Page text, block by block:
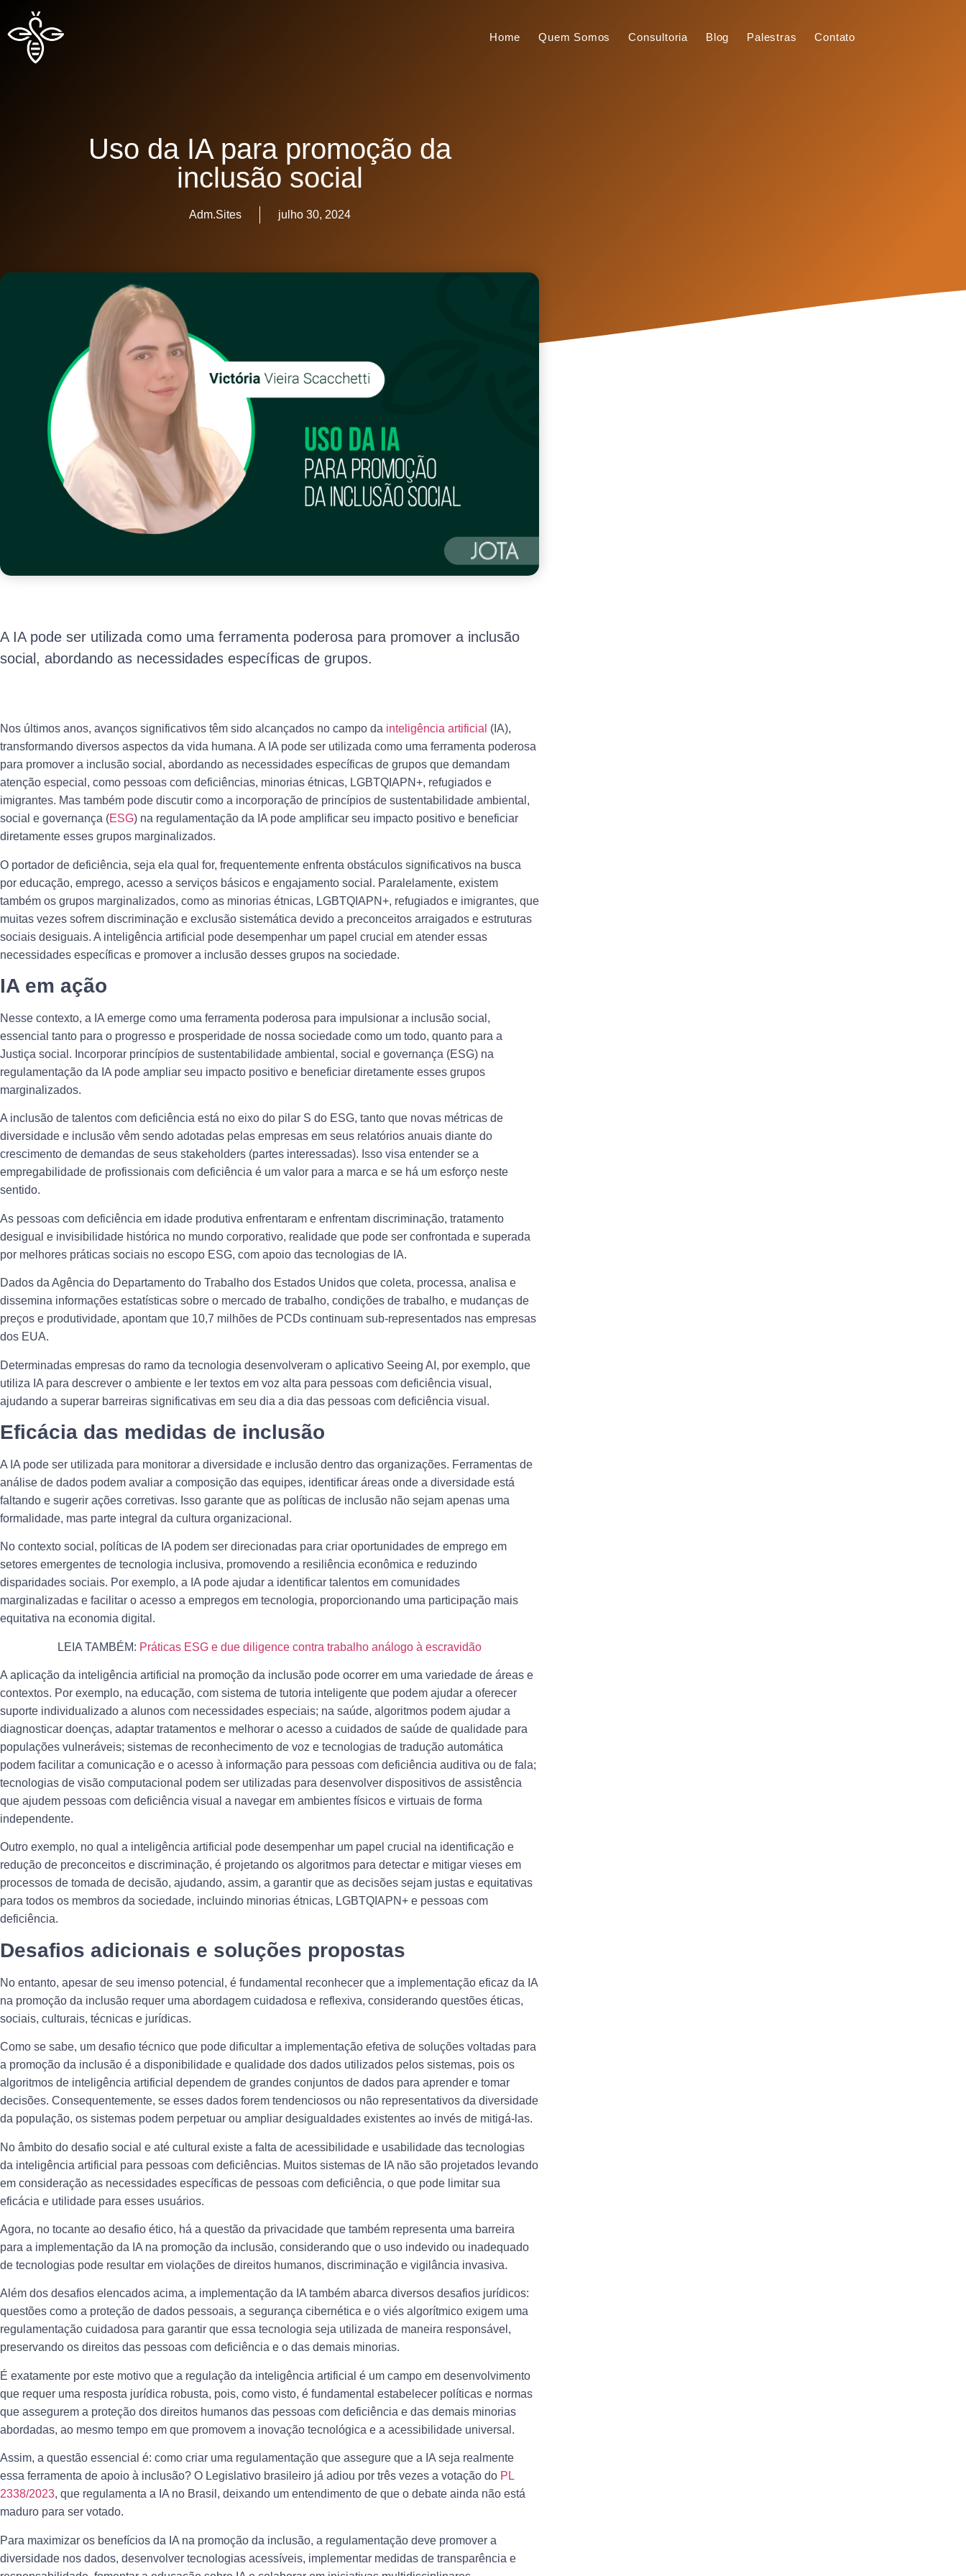
Home Quem Somos Consultoria Blog Palestras Contato
Uso da IA para promoção da
inclusão social
Adm.Sites julho 30, 2024
A IA pode ser utilizada como uma ferramenta poderosa para promover a inclusão
social, abordando as necessidades específicas de grupos.
Nos últimos anos, avanços significativos têm sido alcançados no campo da inteligência artificial (IA),
transformando diversos aspectos da vida humana. A IA pode ser utilizada como uma ferramenta poderosa
para promover a inclusão social, abordando as necessidades específicas de grupos que demandam
atenção especial, como pessoas com deficiências, minorias étnicas, LGBTQIAPN+, refugiados e
imigrantes. Mas também pode discutir como a incorporação de princípios de sustentabilidade ambiental,
social e governança (ESG) na regulamentação da IA pode amplificar seu impacto positivo e beneficiar
diretamente esses grupos marginalizados.
O portador de deficiência, seja ela qual for, frequentemente enfrenta obstáculos significativos na busca
por educação, emprego, acesso a serviços básicos e engajamento social. Paralelamente, existem
também os grupos marginalizados, como as minorias étnicas, LGBTQIAPN+, refugiados e imigrantes, que
muitas vezes sofrem discriminação e exclusão sistemática devido a preconceitos arraigados e estruturas
sociais desiguais. A inteligência artificial pode desempenhar um papel crucial em atender essas
necessidades específicas e promover a inclusão desses grupos na sociedade.
IA em ação
Nesse contexto, a IA emerge como uma ferramenta poderosa para impulsionar a inclusão social,
essencial tanto para o progresso e prosperidade de nossa sociedade como um todo, quanto para a
Justiça social. Incorporar princípios de sustentabilidade ambiental, social e governança (ESG) na
regulamentação da IA pode ampliar seu impacto positivo e beneficiar diretamente esses grupos
marginalizados.
A inclusão de talentos com deficiência está no eixo do pilar S do ESG, tanto que novas métricas de
diversidade e inclusão vêm sendo adotadas pelas empresas em seus relatórios anuais diante do
crescimento de demandas de seus stakeholders (partes interessadas). Isso visa entender se a
empregabilidade de profissionais com deficiência é um valor para a marca e se há um esforço neste
sentido.
As pessoas com deficiência em idade produtiva enfrentaram e enfrentam discriminação, tratamento
desigual e invisibilidade histórica no mundo corporativo, realidade que pode ser confrontada e superada
por melhores práticas sociais no escopo ESG, com apoio das tecnologias de IA.
Dados da Agência do Departamento do Trabalho dos Estados Unidos que coleta, processa, analisa e
dissemina informações estatísticas sobre o mercado de trabalho, condições de trabalho, e mudanças de
preços e produtividade, apontam que 10,7 milhões de PCDs continuam sub-representados nas empresas
dos EUA.
Determinadas empresas do ramo da tecnologia desenvolveram o aplicativo Seeing AI, por exemplo, que
utiliza IA para descrever o ambiente e ler textos em voz alta para pessoas com deficiência visual,
ajudando a superar barreiras significativas em seu dia a dia das pessoas com deficiência visual.
Eficácia das medidas de inclusão
A IA pode ser utilizada para monitorar a diversidade e inclusão dentro das organizações. Ferramentas de
análise de dados podem avaliar a composição das equipes, identificar áreas onde a diversidade está
faltando e sugerir ações corretivas. Isso garante que as políticas de inclusão não sejam apenas uma
formalidade, mas parte integral da cultura organizacional.
No contexto social, políticas de IA podem ser direcionadas para criar oportunidades de emprego em
setores emergentes de tecnologia inclusiva, promovendo a resiliência econômica e reduzindo
disparidades sociais. Por exemplo, a IA pode ajudar a identificar talentos em comunidades
marginalizadas e facilitar o acesso a empregos em tecnologia, proporcionando uma participação mais
equitativa na economia digital.
LEIA TAMBÉM: Práticas ESG e due diligence contra trabalho análogo à escravidão
A aplicação da inteligência artificial na promoção da inclusão pode ocorrer em uma variedade de áreas e
contextos. Por exemplo, na educação, com sistema de tutoria inteligente que podem ajudar a oferecer
suporte individualizado a alunos com necessidades especiais; na saúde, algoritmos podem ajudar a
diagnosticar doenças, adaptar tratamentos e melhorar o acesso a cuidados de saúde de qualidade para
populações vulneráveis; sistemas de reconhecimento de voz e tecnologias de tradução automática
podem facilitar a comunicação e o acesso à informação para pessoas com deficiência auditiva ou de fala;
tecnologias de visão computacional podem ser utilizadas para desenvolver dispositivos de assistência
que ajudem pessoas com deficiência visual a navegar em ambientes físicos e virtuais de forma
independente.
Outro exemplo, no qual a inteligência artificial pode desempenhar um papel crucial na identificação e
redução de preconceitos e discriminação, é projetando os algoritmos para detectar e mitigar vieses em
processos de tomada de decisão, ajudando, assim, a garantir que as decisões sejam justas e equitativas
para todos os membros da sociedade, incluindo minorias étnicas, LGBTQIAPN+ e pessoas com
deficiência.
Desafios adicionais e soluções propostas
No entanto, apesar de seu imenso potencial, é fundamental reconhecer que a implementação eficaz da IA
na promoção da inclusão requer uma abordagem cuidadosa e reflexiva, considerando questões éticas,
sociais, culturais, técnicas e jurídicas.
Como se sabe, um desafio técnico que pode dificultar a implementação efetiva de soluções voltadas para
a promoção da inclusão é a disponibilidade e qualidade dos dados utilizados pelos sistemas, pois os
algoritmos de inteligência artificial dependem de grandes conjuntos de dados para aprender e tomar
decisões. Consequentemente, se esses dados forem tendenciosos ou não representativos da diversidade
da população, os sistemas podem perpetuar ou ampliar desigualdades existentes ao invés de mitigá-las.
No âmbito do desafio social e até cultural existe a falta de acessibilidade e usabilidade das tecnologias
da inteligência artificial para pessoas com deficiências. Muitos sistemas de IA não são projetados levando
em consideração as necessidades específicas de pessoas com deficiência, o que pode limitar sua
eficácia e utilidade para esses usuários.
Agora, no tocante ao desafio ético, há a questão da privacidade que também representa uma barreira
para a implementação da IA na promoção da inclusão, considerando que o uso indevido ou inadequado
de tecnologias pode resultar em violações de direitos humanos, discriminação e vigilância invasiva.
Além dos desafios elencados acima, a implementação da IA também abarca diversos desafios jurídicos:
questões como a proteção de dados pessoais, a segurança cibernética e o viés algorítmico exigem uma
regulamentação cuidadosa para garantir que essa tecnologia seja utilizada de maneira responsável,
preservando os direitos das pessoas com deficiência e o das demais minorias.
É exatamente por este motivo que a regulação da inteligência artificial é um campo em desenvolvimento
que requer uma resposta jurídica robusta, pois, como visto, é fundamental estabelecer políticas e normas
que assegurem a proteção dos direitos humanos das pessoas com deficiência e das demais minorias
abordadas, ao mesmo tempo em que promovem a inovação tecnológica e a acessibilidade universal.
Assim, a questão essencial é: como criar uma regulamentação que assegure que a IA seja realmente
essa ferramenta de apoio à inclusão? O Legislativo brasileiro já adiou por três vezes a votação do PL
2338/2023, que regulamenta a IA no Brasil, deixando um entendimento de que o debate ainda não está
maduro para ser votado.
Para maximizar os benefícios da IA na promoção da inclusão, a regulamentação deve promover a
diversidade nos dados, desenvolver tecnologias acessíveis, implementar medidas de transparência e